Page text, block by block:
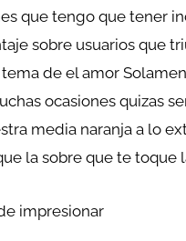
que tengo que tener
sobre usuarios que
de el amor
ocasiones quizas
media naranja a lo
la sobre que te toque
impresionar